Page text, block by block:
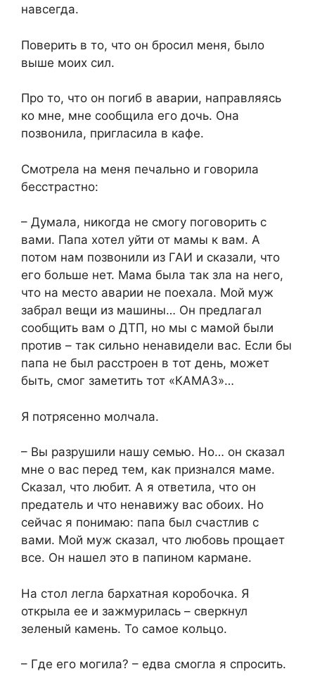
навсегда.
Поверить в то, что он бросил меня, было
выше моих сил.
Про то, что он погиб в аварии, направляясь
ко мне, мне сообщила его дочь. Она
позвонила, пригласила в кафе.
Смотрела на меня печально и говорила
бесстрастно:
– Думала, никогда не смогу поговорить с
вами. Папа хотел уйти от мамы к вам. А
потом нам позвонили из ГАИ и сказали, что
его больше нет. Мама была так зла на него,
что на место аварии не поехала. Мой муж
забрал вещи из машины… Он предлагал
сообщить вам о ДТП, но мы с мамой были
против – так сильно ненавидели вас. Если бы
папа не был расстроен в тот день, может
быть, смог заметить тот «КАМАЗ»…
Я потрясенно молчала.
– Вы разрушили нашу семью. Но… он сказал
мне о вас перед тем, как признался маме.
Сказал, что любит. А я ответила, что он
предатель и что ненавижу вас обоих. Но
сейчас я понимаю: папа был счастлив с
вами. Мой муж сказал, что любовь прощает
все. Он нашел это в папином кармане.
На стол легла бархатная коробочка. Я
открыла ее и зажмурилась – сверкнул
зеленый камень. То самое кольцо.
– Где его могила? – едва смогла я спросить.